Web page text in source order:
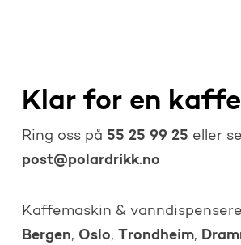
Klar for en
Ring oss på 55 25 99 25 eller
post@polardrikk.no
Kaffemaskin &
Bergen, Oslo, Trondheim,